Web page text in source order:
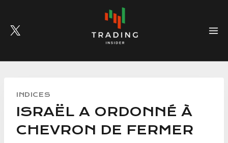
content
INDICES
ISRAËL A ORDONNÉ À
CHEVRON DE FERMER